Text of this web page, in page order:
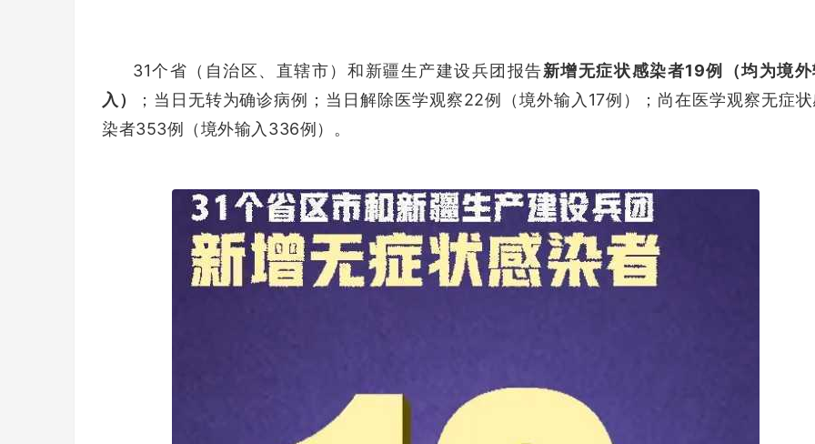
31个省（自治区、直辖市）和新疆生产建设兵团报告新增无症状感染者19例（均为境
入）
；当日无转为确诊病例；当日解除医学观察22例（境外输入17例）；尚在医学观察无症
染者353例（境外输入336例）。